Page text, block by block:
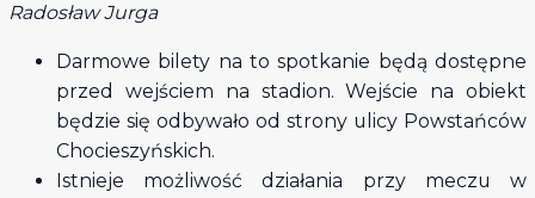
Radosław Jurga
Darmowe bilety na to spotkanie będą dostępne
przed wejściem na stadion. Wejście na obiekt
będzie się odbywało od strony ulicy Powstańców
Chocieszyńskich.
Istnieje możliwość działania przy meczu w